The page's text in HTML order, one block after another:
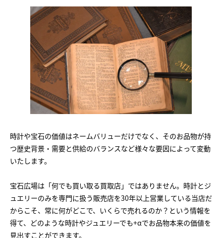
時計や宝石の価値はネームバリューだけでなく、そのお品物が持
つ歴史背景・需要と供給のバランスなど様々な要因によって変動
いたします。
宝石広場は「何でも買い取る買取店」ではありません。時計とジ
ュエリーのみを専門に扱う販売店を30年以上営業している当店だ
からこそ、常に何がどこで、いくらで売れるのか？という情報を
得て、どのような時計やジュエリーでも+αでお品物本来の価値を
見出すことができます。